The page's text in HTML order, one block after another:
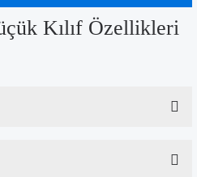
Kılıf Özellikleri